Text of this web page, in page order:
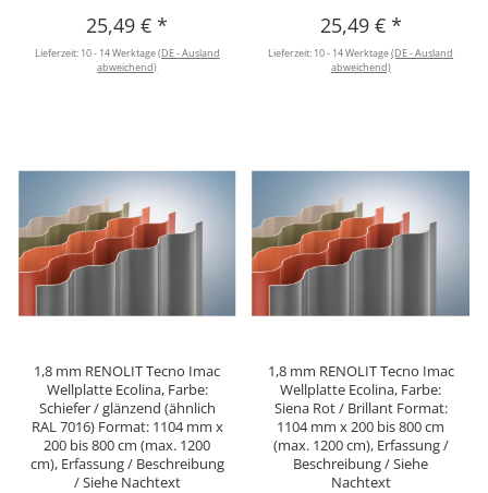
25,49 €*
Lieferzeit: 10 - 14 Werktage(DE - Ausland
abweichend)
25,49 € *
Lieferzeit: 10 - 14 Werktage(DE - Ausland
abweichend)
1,8 mm RENOLIT Tecno Imac
Wellplatte Ecolina, Farbe:
Schiefer / glänzend (ähnlich
RAL 7016) Format: 1104 mm x
200 bis 800 cm (max. 1200
cm), Erfassung / Beschreibung
/ Siehe Nachtext
1,8 mm RENOLIT Tecno Imac
Wellplatte Ecolina, Farbe:
Siena Rot / Brillant Format:
1104 mm x 200 bis 800 cm
(max. 1200 cm), Erfassung /
Beschreibung / Siehe
Nachtext